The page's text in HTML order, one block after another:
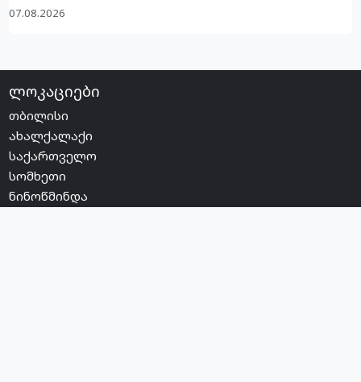
07.08.2026
ლოკაციები
თბილისი
ახალქალაქი
საქართველო
სომხეთი
ნინოწმინდა